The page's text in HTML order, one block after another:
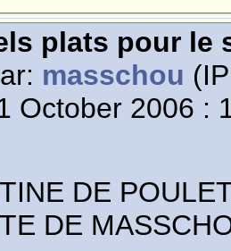
plats pour le
masschou
October 2006 :
DE
DE